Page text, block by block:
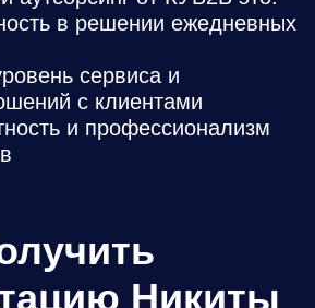
в решении ежедневных
сервиса и
с клиентами
и профессионализм
Никиты